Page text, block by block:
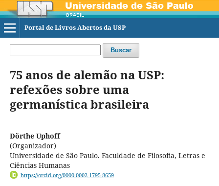
Portal de Livros Abertos da USP
Buscar
75 anos de alemão na USP:
refexões sobre uma
germanística brasileira
Dörthe Uphoff
(Organizador)
Universidade de São Paulo. Faculdade de Filosofia, Letras e
Ciências Humanas
https://orcid.org/0000-0002-1795-8659